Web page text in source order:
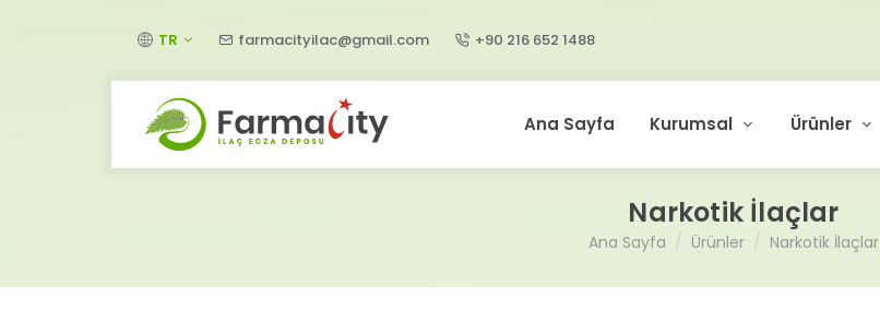
TR farmacityilac@gmail.com +90 216 652 1488
Ana Sayfa Kurumsal Ürünler
Narkotik İlaçlar
Ana Sayfa Ürünler Narkotik İlaçlar